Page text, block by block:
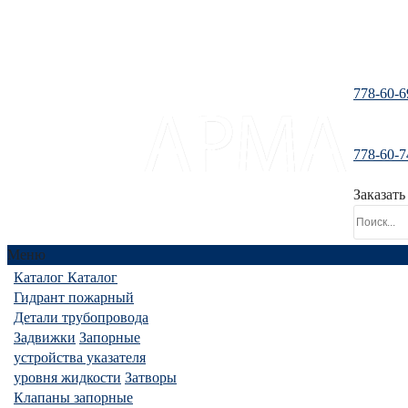
778-60-
778-60-
Меню
Каталог Каталог
Гидрант пожарный
Детали трубопровода
Задвижки Запорные
устройства указателя
уровня жидкости Затворы
Клапаны запорные